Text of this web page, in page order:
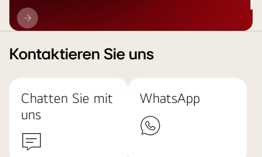
LG
Aktualisieren
Kontaktieren Sie uns
Chatten Sie mit
uns
WhatsApp